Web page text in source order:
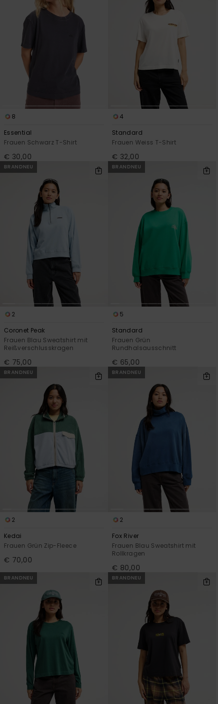
8
Essential
Frauen Schwarz T-Shirt
€ 30,00
4
Standard
Frauen Weiss T-Shirt
€ 32,00
BRANDNEU
2
Coronet Peak
Frauen Blau Sweatshirt mit
Reißverschlusskragen
€ 75,00
BRANDNEU
5
Standard
Frauen Grün
Rundhalsausschnitt
€ 65,00
BRANDNEU
2
Kedai
Frauen Grün Zip-Fleece
€ 70,00
BRANDNEU
2
Fox River
Frauen Blau Sweatshirt mit
Rollkragen
€ 80,00
BRANDNEU BRANDNEU